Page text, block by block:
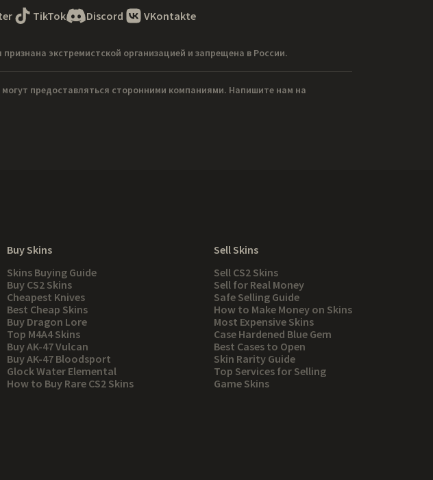
TikTok Discord VKontakte
экстремистской организацией и запрещена в России.
могут предоставляться сторонними компаниями. Напишите нам на
Buy Skins
Skins Buying Guide
Buy CS2 Skins
Cheapest Knives
Best Cheap Skins
Buy Dragon Lore
Top M4A4 Skins
Buy AK-47 Vulcan
Buy AK-47 Bloodsport
Glock Water Elemental
How to Buy Rare CS2 Skins
Sell Skins
Sell CS2 Skins
Sell for Real Money
Safe Selling Guide
How to Make Money on Skins
Most Expensive Skins
Case Hardened Blue Gem
Best Cases to Open
Skin Rarity Guide
Top Services for Selling
Game Skins